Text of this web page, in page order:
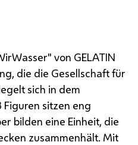
von GELATIN
die die Gesellschaft für
sich in dem
Figuren sitzen eng
bilden eine Einheit, die
zusammenhält. Mit